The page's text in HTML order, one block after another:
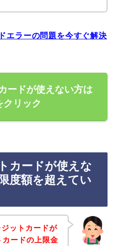
エラーの問題を今すぐ解決
ードが使えない方は
クリック
カードが使えな
度額を超えてい
ットカードが
ードの上限金